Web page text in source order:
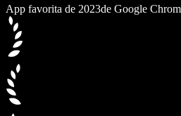
App favorita de 2023de Google